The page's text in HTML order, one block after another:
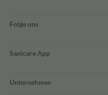
Folge uns
Sanicare App
Unternehmen